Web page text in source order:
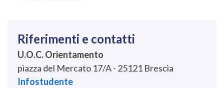
Riferimenti e contatti
U.O.C. Orientamento
piazza del Mercato 17/A - 25121 Brescia
Infostudente